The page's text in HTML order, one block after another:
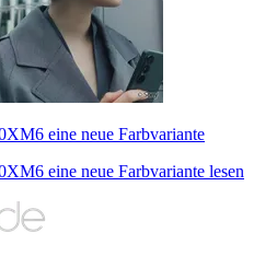
eine neue Farbvariante
eine neue Farbvariante lesen